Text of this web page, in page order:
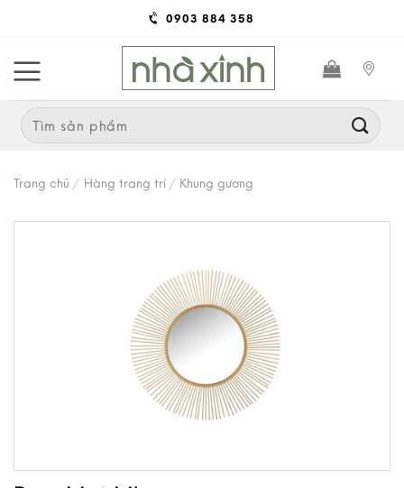
content
0903 884 358
Search
for:
Trang chủ / Hàng trang trí / Khung gương